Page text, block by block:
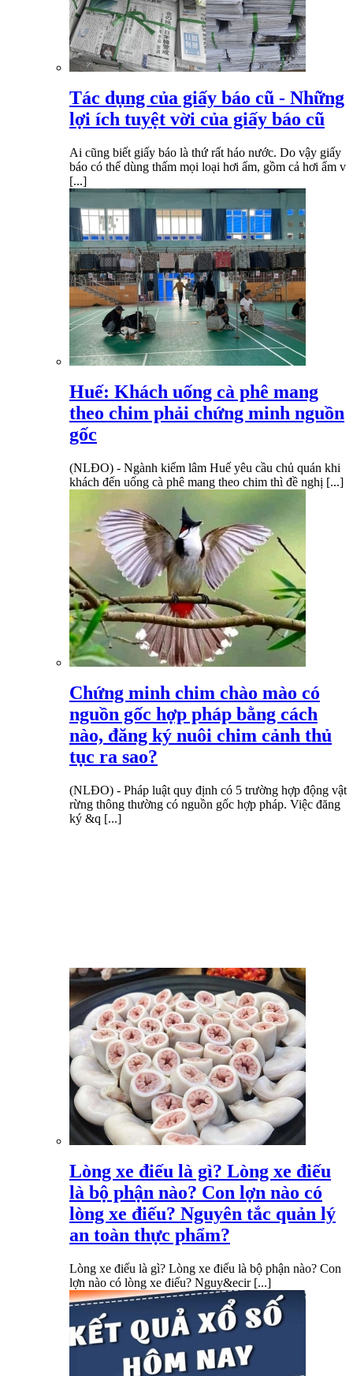
Tác dụng của giấy báo cũ - Những
lợi ích tuyệt vời của giấy báo cũ
Ai cũng biết giấy báo là thứ rất háo nước. Do vậy giấy
báo có thể dùng thấm mọi loại hơi ẩm, gồm cả hơi ẩm v
[...]
Huế: Khách uống cà phê mang
theo chim phải chứng minh nguồn
gốc
(NLĐO) - Ngành kiểm lâm Huế yêu cầu chủ quán khi
khách đến uống cà phê mang theo chim thì đề nghị [...]
Chứng minh chim chào mào có
nguồn gốc hợp pháp bằng cách
nào, đăng ký nuôi chim cảnh thủ
tục ra sao?
(NLĐO) - Pháp luật quy định có 5 trường hợp động vật
rừng thông thường có nguồn gốc hợp pháp. Việc đăng
ký &q [...]
Lòng xe điếu là gì? Lòng xe điếu
là bộ phận nào? Con lợn nào có
lòng xe điếu? Nguyên tắc quản lý
an toàn thực phẩm?
Lòng xe điếu là gì? Lòng xe điếu là bộ phận nào? Con
lợn nào có lòng xe điếu? Nguy&ecir [...]